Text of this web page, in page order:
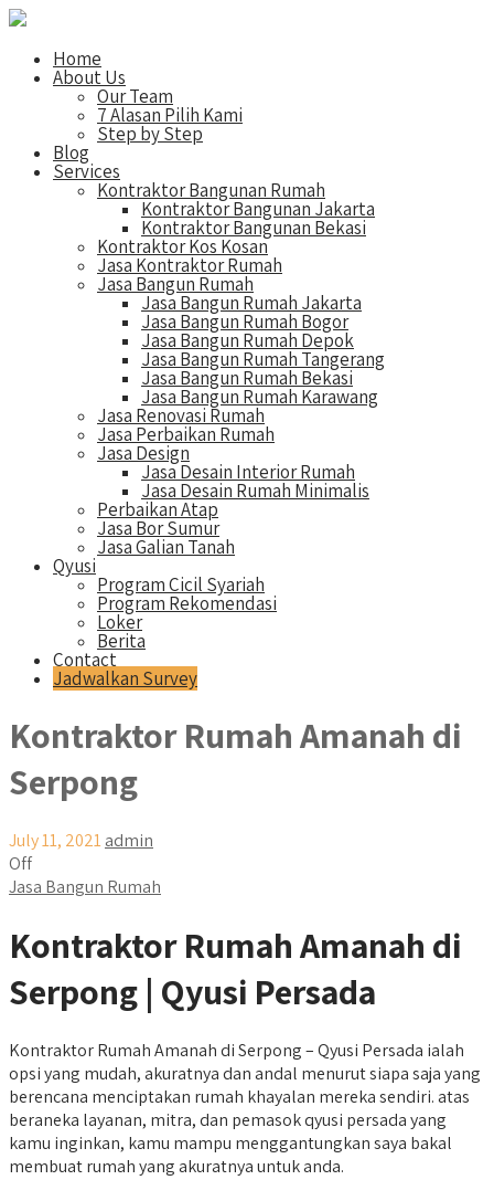
Home
About Us
Our Team
7 Alasan Pilih Kami
Step by Step
Blog
Services
Kontraktor Bangunan Rumah
Kontraktor Bangunan Jakarta
Kontraktor Bangunan Bekasi
Kontraktor Kos Kosan
Jasa Kontraktor Rumah
Jasa Bangun Rumah
Jasa Bangun Rumah Jakarta
Jasa Bangun Rumah Bogor
Jasa Bangun Rumah Depok
Jasa Bangun Rumah Tangerang
Jasa Bangun Rumah Bekasi
Jasa Bangun Rumah Karawang
Jasa Renovasi Rumah
Jasa Perbaikan Rumah
Jasa Design
Jasa Desain Interior Rumah
Jasa Desain Rumah Minimalis
Perbaikan Atap
Jasa Bor Sumur
Jasa Galian Tanah
Qyusi
Program Cicil Syariah
Program Rekomendasi
Loker
Berita
Contact
Jadwalkan Survey
Kontraktor Rumah Amanah di
Serpong
July 11, 2021admin
Off
Jasa Bangun Rumah
Kontraktor Rumah Amanah di
Serpong | Qyusi Persada
Kontraktor Rumah Amanah di Serpong – Qyusi Persada ialah
opsi yang mudah, akuratnya dan andal menurut siapa saja yang
berencana menciptakan rumah khayalan mereka sendiri. atas
beraneka layanan, mitra, dan pemasok qyusi persada yang
kamu inginkan, kamu mampu menggantungkan saya bakal
membuat rumah yang akuratnya untuk anda.